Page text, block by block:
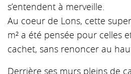
s’entendent à merveille.
Au coeur de Lons, cette
m² a été pensée pour celles
cachet, sans renoncer au
Derrière ses murs pleins de